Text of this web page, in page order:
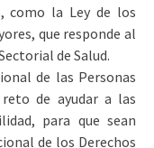
como la Ley de los
que responde al
de Salud.
de las Personas
de ayudar a las
para que sean
de los Derechos